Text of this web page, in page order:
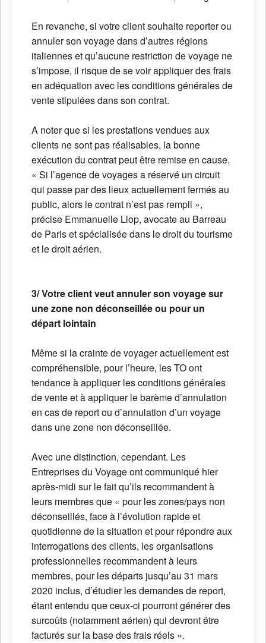
En revanche, si votre client souhaite reporter ou
annuler son voyage dans d’autres régions
italiennes et qu’aucune restriction de voyage ne
s’impose, il risque de se voir appliquer des frais
en adéquation avec les conditions générales de
vente stipulées dans son contrat.
A noter que si les prestations vendues aux
clients ne sont pas réalisables, la bonne
exécution du contrat peut être remise en cause.
« Si l’agence de voyages a réservé un circuit
qui passe par des lieux actuellement fermés au
public, alors le contrat n’est pas rempli »,
précise Emmanuelle Llop, avocate au Barreau
de Paris et spécialisée dans le droit du tourisme
et le droit aérien.
3/ Votre client veut annuler son voyage sur
une zone non déconseillée ou pour un
départ lointain
Même si la crainte de voyager actuellement est
compréhensible, pour l’heure, les TO ont
tendance à appliquer les conditions générales
de vente et à appliquer le barème d’annulation
en cas de report ou d’annulation d’un voyage
dans une zone non déconseillée.
Avec une distinction, cependant. Les
Entreprises du Voyage ont communiqué hier
après-midi sur le fait qu’ils recommandent à
leurs membres que « pour les zones/pays non
déconseillés, face à l’évolution rapide et
quotidienne de la situation et pour répondre aux
interrogations des clients, les organisations
professionnelles recommandent à leurs
membres, pour les départs jusqu’au 31 mars
2020 inclus, d’étudier les demandes de report,
étant entendu que ceux-ci pourront générer des
surcoûts (notamment aérien) qui devront être
facturés sur la base des frais réels ».